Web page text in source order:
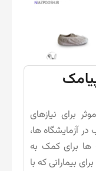
برای نیازهای
آزمایشگاه ها،
ها برای کمک به
بیمارانی که با